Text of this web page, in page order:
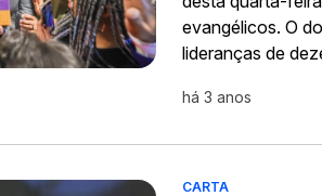
evangélicos. O
lideranças de
há 3 anos
CARTA